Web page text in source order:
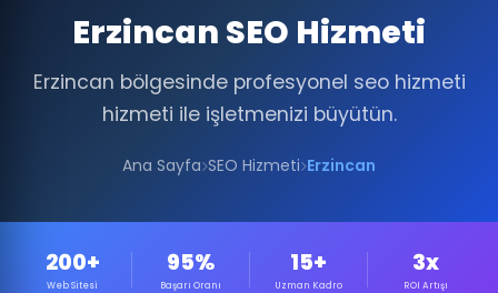
Erzincan SEO Hizmeti
Erzincan bölgesinde profesyonel seo hizmeti
hizmeti ile işletmenizi büyütün.
Ana Sayfa SEO Hizmeti Erzincan
200+
Web Sitesi
95%
Başarı Oranı
15+
Uzman Kadro
3x
ROI Artışı